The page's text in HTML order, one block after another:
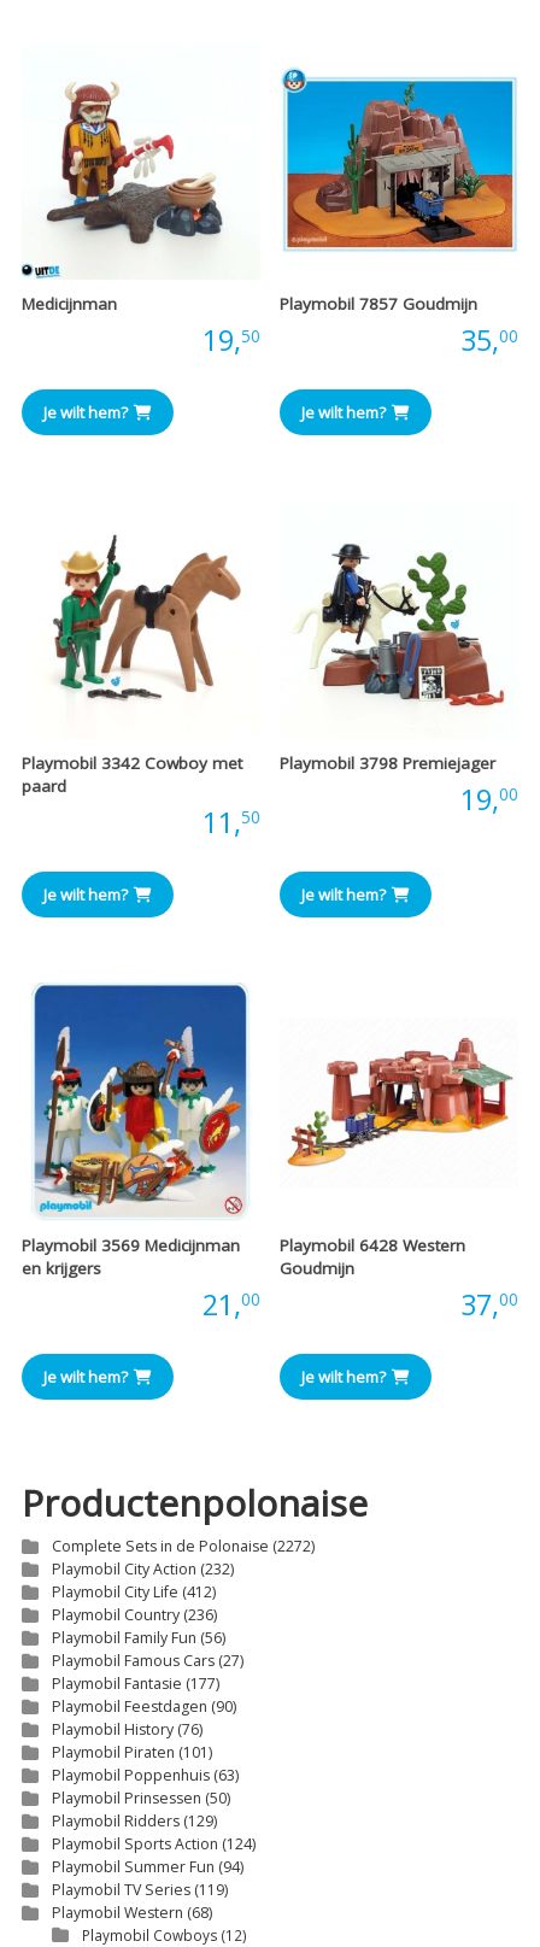
Medicijnman
19,50
Je wilt hem?
Playmobil 7857 Goudmijn
35,00
Je wilt hem?
Playmobil 3342 Cowboy met
paard
11,50
Je wilt hem?
Playmobil 3798 Premiejager
19,00
Je wilt hem?
Playmobil 3569 Medicijnman
en krijgers
21,00
Je wilt hem?
Playmobil 6428 Western
Goudmijn
37,00
Je wilt hem?
Productenpolonaise
Complete Sets in de Polonaise (2272)
Playmobil City Action (232)
Playmobil City Life (412)
Playmobil Country (236)
Playmobil Family Fun (56)
Playmobil Famous Cars (27)
Playmobil Fantasie (177)
Playmobil Feestdagen (90)
Playmobil History (76)
Playmobil Piraten (101)
Playmobil Poppenhuis (63)
Playmobil Prinsessen (50)
Playmobil Ridders (129)
Playmobil Sports Action (124)
Playmobil Summer Fun (94)
Playmobil TV Series (119)
Playmobil Western (68)
Playmobil Cowboys (12)